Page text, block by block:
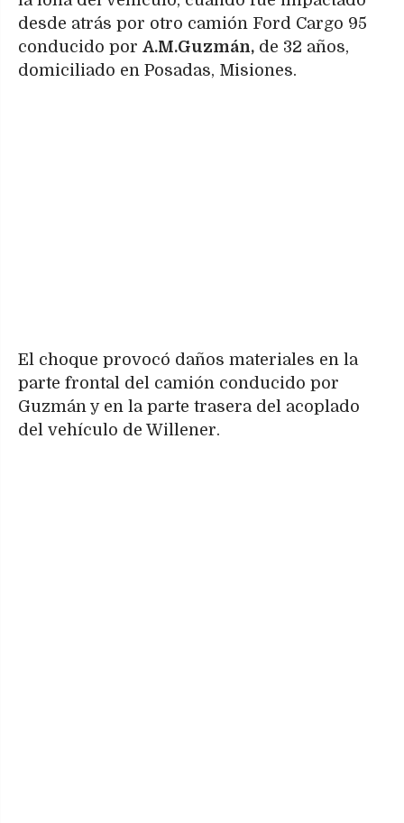
desde atrás por otro camión Ford Cargo 95
conducido por A.M.Guzmán, de 32 años,
domiciliado en Posadas, Misiones.
El choque provocó daños materiales en la
parte frontal del camión conducido por
Guzmán y en la parte trasera del acoplado
del vehículo de Willener.